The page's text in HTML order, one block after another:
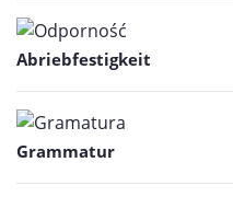
Abriebfestigkeit
Grammatur